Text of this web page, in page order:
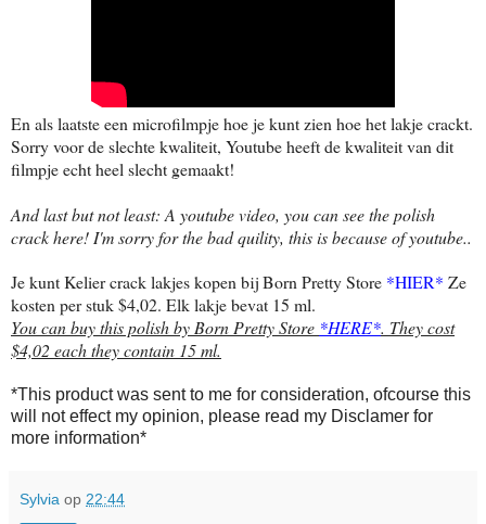
En als laatste een microfilmpje hoe je kunt zien hoe het lakje crackt.
Sorry voor de slechte kwaliteit, Youtube heeft de kwaliteit van dit
filmpje echt heel slecht gemaakt!
And last but not least: A youtube video, you can see the polish
crack here! I'm sorry for the bad quility, this is because of youtube..
Je kunt Kelier crack lakjes kopen bij Born Pretty Store *HIER* Ze
kosten per stuk $4,02. Elk lakje bevat 15 ml.
You can buy this polish by Born Pretty Store *HERE*. They cost
$4,02 each they contain 15 ml.
*This product was sent to me for consideration, ofcourse this
will not effect my opinion, please read my Disclamer for
more information*
Sylvia op 22:44